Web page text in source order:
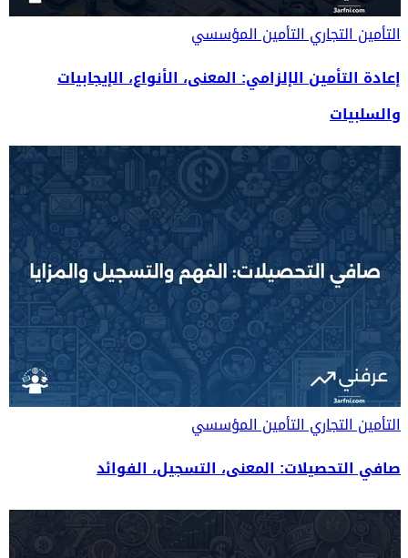
التأمين التجاريالتأمين المؤسسي
إعادة التأمين الإلزامي: المعنى، الأنواع، الإيجابيات
والسلبيات
التأمين التجاريالتأمين المؤسسي
صافي التحصيلات: المعنى، التسجيل، الفوائد